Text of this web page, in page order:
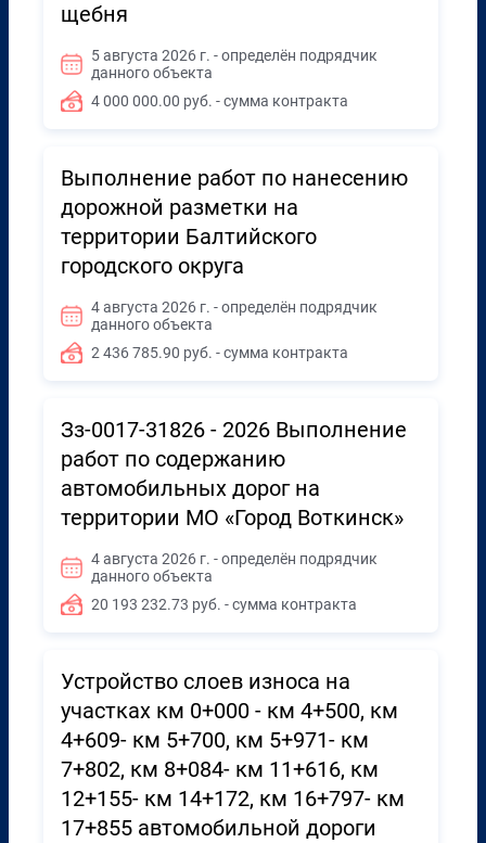
щебня
5 августа 2026 г. - определён подрядчик
данного объекта
4 000 000.00 руб. - сумма контракта
Выполнение работ по нанесению
дорожной разметки на
территории Балтийского
городского округа
4 августа 2026 г. - определён подрядчик
данного объекта
2 436 785.90 руб. - сумма контракта
Зз-0017-31826 - 2026 Выполнение
работ по содержанию
автомобильных дорог на
территории МО «Город Воткинск»
4 августа 2026 г. - определён подрядчик
данного объекта
20 193 232.73 руб. - сумма контракта
Устройство слоев износа на
участках км 0+000 - км 4+500, км
4+609- км 5+700, км 5+971- км
7+802, км 8+084- км 11+616, км
12+155- км 14+172, км 16+797- км
17+855 автомобильной дороги